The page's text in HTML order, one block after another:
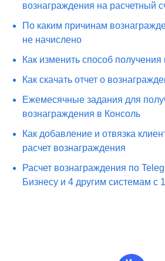
вознаграждения на расчетный
По каким причинам
не начислено
Как изменить способ
Как скачать отчет о
Ежемесячные задания для
вознаграждения в Консоль
Как добавление и отвязка
расчет вознаграждения
Расчет вознаграждения по
Бизнесу и 4 другим системам с